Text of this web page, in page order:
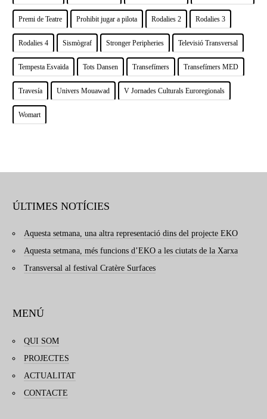
Premi de Teatre Prohibit jugar a pilota Rodalies 2 Rodalies 3
Rodalies 4 Sismògraf Stronger Peripheries Televisió Transversal
Tempesta Esvaïda Tots Dansen Transefímers Transefímers MED
Travesía Univers Mouawad V Jornades Culturals Euroregionals
Womart
ÚLTIMES NOTÍCIES
Aquesta setmana, una altra representació dins del projecte EKO
Aquesta setmana, més funcions d’EKO a les ciutats de la Xarxa
Transversal al festival Cratère Surfaces
MENÚ
QUI SOM
PROJECTES
ACTUALITAT
CONTACTE